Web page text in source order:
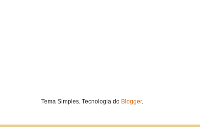
Tema Simples. Tecnologia do Blogger.